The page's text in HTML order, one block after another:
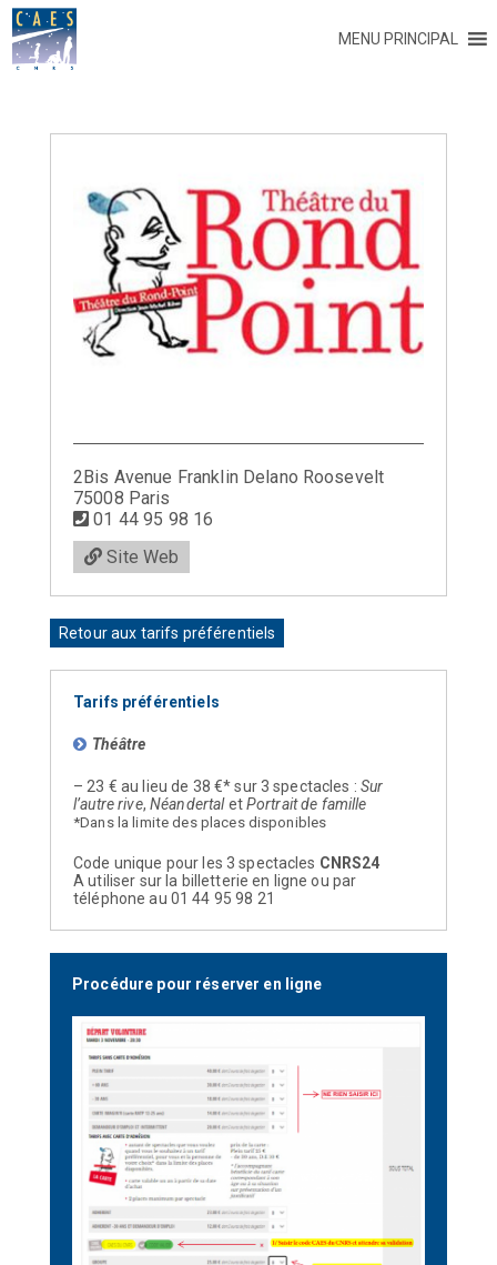
MENU PRINCIPAL
2Bis Avenue Franklin Delano Roosevelt
75008 Paris
01 44 95 98 16
Site Web
Retour aux tarifs préférentiels
Tarifs préférentiels
Théâtre
– 23 € au lieu de 38 €* sur 3 spectacles :Sur
l’autre rive, NéandertaletPortrait de famille
*Dans la limite des places disponibles
Code unique pour les 3 spectacles CNRS24
A utiliser sur la billetterie en ligne ou par
téléphone au 01 44 95 98 21
Procédure pour réserver en ligne